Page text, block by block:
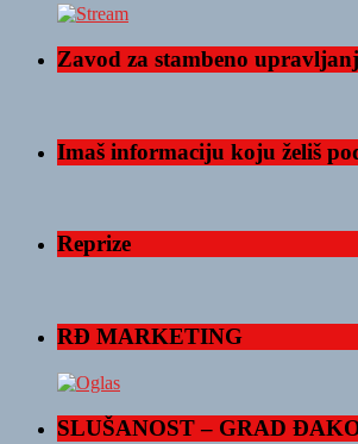
Zavod za stambeno
Imaš informaciju koju želiš
Reprize
RĐ MARKETING
SLUŠANOST – GRAD